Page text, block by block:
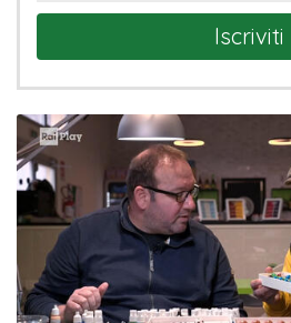
Iscriviti